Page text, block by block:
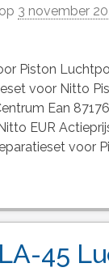
3 november
Piston
voor Nitto
Ean
EUR
voor
45